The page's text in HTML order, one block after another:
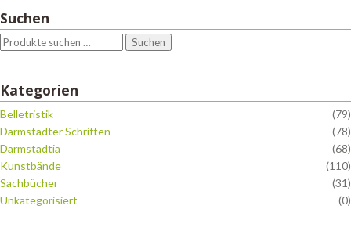
Suchen
Suchen
Kategorien
Belletristik
(79)
Darmstädter Schriften
(78)
Darmstadtia
(68)
Kunstbände
(110)
Sachbücher
(31)
Unkategorisiert
(0)